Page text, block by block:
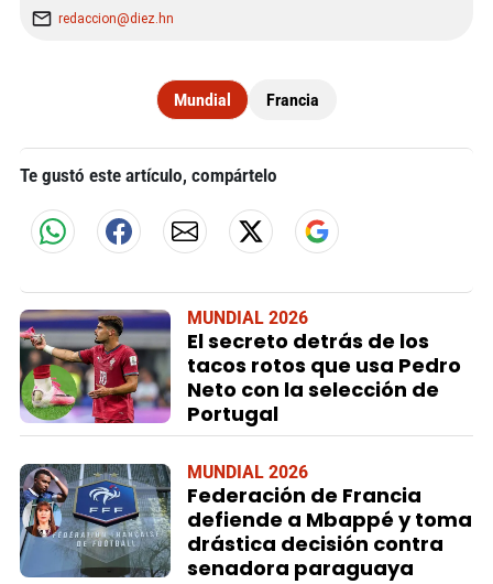
redaccion@diez.hn
Mundial Francia
Te gustó este artículo, compártelo
MUNDIAL 2026
El secreto detrás de los
tacos rotos que usa Pedro
Neto con la selección de
Portugal
MUNDIAL 2026
Federación de Francia
defiende a Mbappé y toma
drástica decisión contra
senadora paraguaya